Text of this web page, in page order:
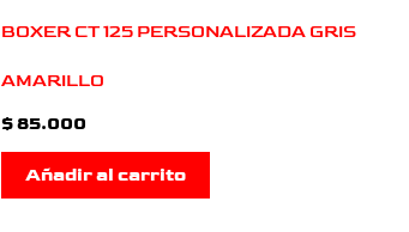
BOXER CT 125 PERSONALIZADA GRIS
AMARILLO
$85.000
Añadir al carrito